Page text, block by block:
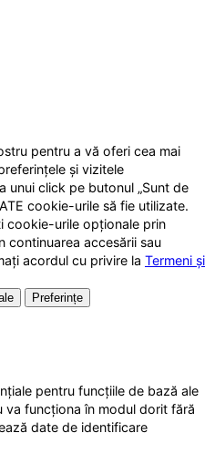
pentru a vă oferi cea mai
și vizitele
unui click pe butonul „Sunt de
cookie-urile să fie utilizate.
cookie-urile opționale prin
continuarea accesării sau
acordul cu privire la Termeni și
Preferințe
pentru funcțiile de bază ale
funcționa în modul dorit fără
date de identificare